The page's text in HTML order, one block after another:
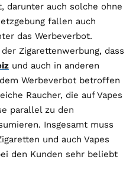
darunter auch solche ohne
fallen auch
das Werbeverbot.
Zigarettenwerbung, dass
und auch in anderen
Werbeverbot betroffen
Raucher, die auf Vapes
parallel zu den
Insgesamt muss
und auch Vapes
den Kunden sehr beliebt